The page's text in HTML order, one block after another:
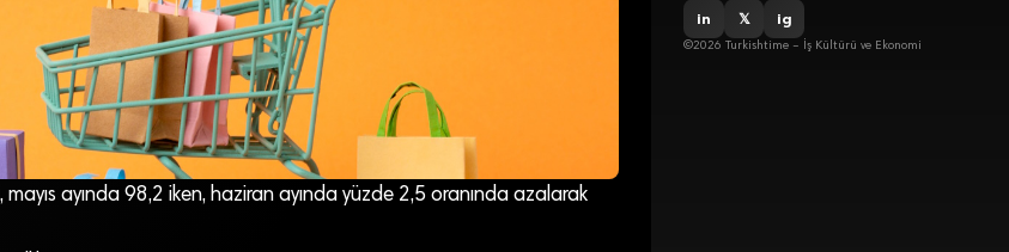
mayıs ayında 98,2 iken, haziran ayında yüzde 2,5 oranında azalarak
in 𝕏 ig
©2026 Turkishtime – İş Kültürü ve Ekonomi